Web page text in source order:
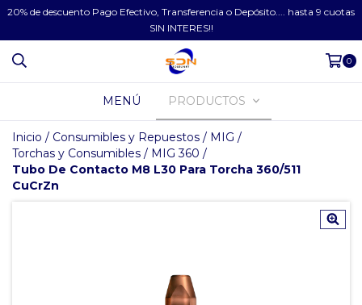
20% de descuento Pago Efectivo, Transferencia o Depósito.... hasta 9 cuotas
SIN INTERES!!
0
MENÚ PRODUCTOS
Inicio / Consumibles y Repuestos / MIG /
Torchas y Consumibles / MIG 360 /
Tubo De Contacto M8 L30 Para Torcha 360/511
CuCrZn